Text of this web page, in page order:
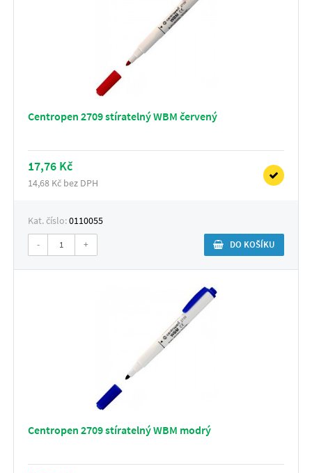
Centropen 2709 stíratelný WBM červený
17,76 Kč
14,68 Kč bez DPH
Kat. číslo:0110055
- + DO KOŠÍKU
Centropen 2709 stíratelný WBM modrý